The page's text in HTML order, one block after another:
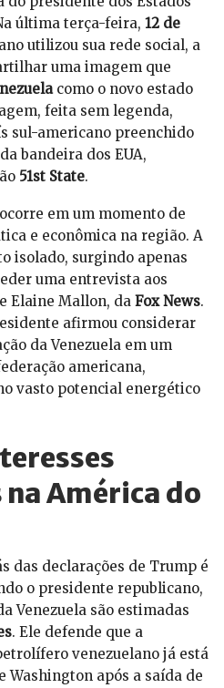
última terça-feira, 12 de
utilizou sua rede social, a
uma imagem que
como o novo estado
feita sem legenda,
sul-americano preenchido
bandeira dos EUA,
51st State.
em um momento de
e econômica na região. A
isolado, surgindo apenas
uma entrevista aos
Elaine Mallon, da Fox News.
afirmou considerar
da Venezuela em um
americana,
vasto potencial energético
América do
das declarações de Trump é
o presidente republicano,
Venezuela são estimadas
. Ele defende que a
venezuelano já está
após a saída de